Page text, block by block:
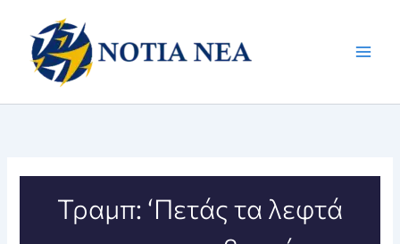
περιεχόμενο
Τραμπ: ‘Πετάς τα λεφτά